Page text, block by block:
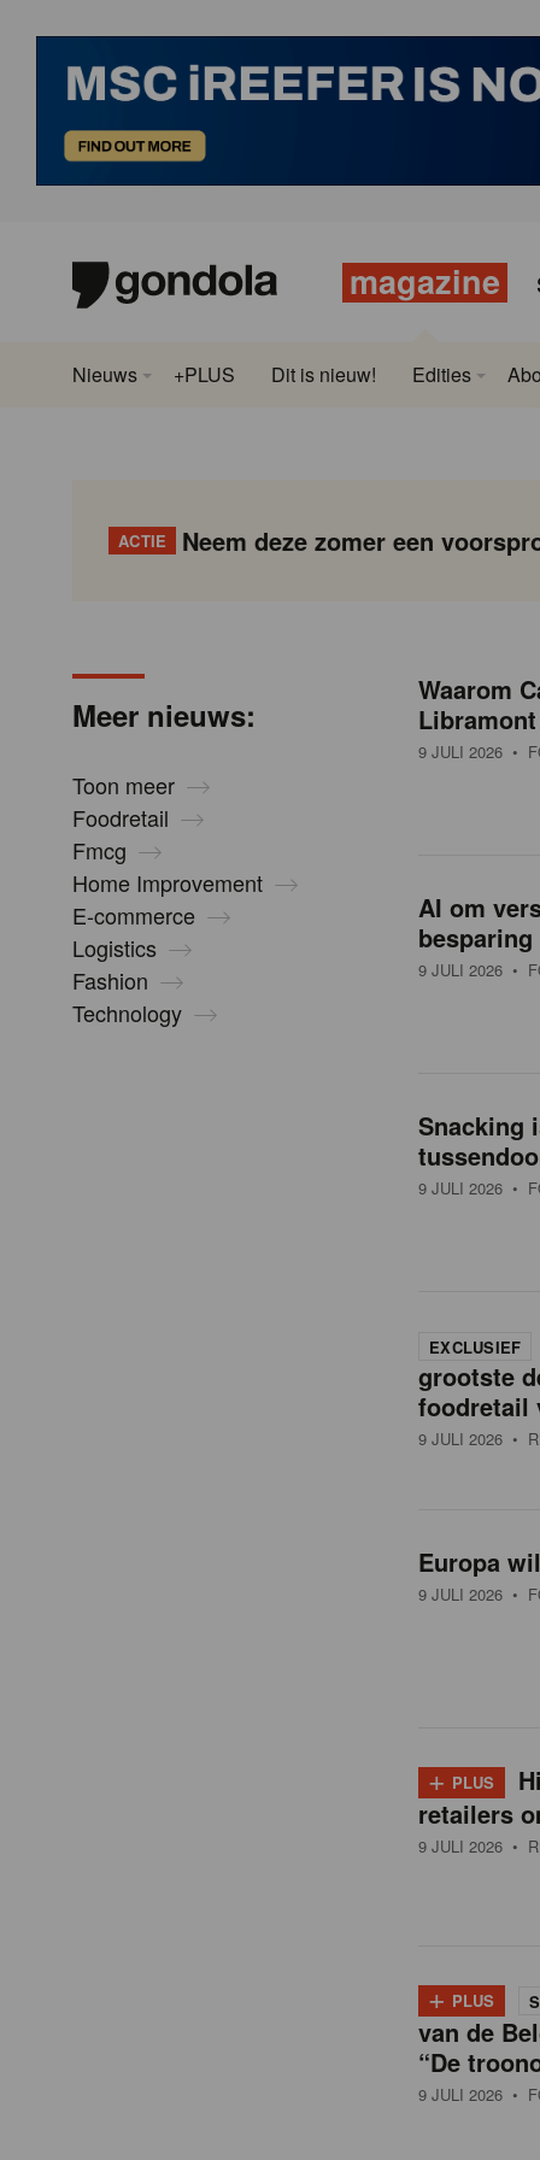
magazine
Nieuws +PLUS Dit is nieuw! Edities
ACTIE Neem deze zomer een
Meer nieuws:
Toon meer
Foodretail
Fmcg
Home Improvement
E-commerce
Logistics
Fashion
Technology
Waarom
Libramont
9 JULI 2026 •
AI om
besparing
9 JULI 2026 •
Snacking
9 JULI 2026 •
EXCLUSIEF
grootste
foodretail
9 JULI 2026 •
Europa
9 JULI 2026 •
+ PLUS
retailers
9 JULI 2026 •
+ PLUS
van de
“De
9 JULI 2026 •
P
a
g
i
o
n
Vorige
Page
Page
Page
Page
Current
page
Page
Page
Page
Page
Volgende